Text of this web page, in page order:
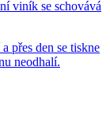
viník se schovává
přes den se tiskne
neodhalí.